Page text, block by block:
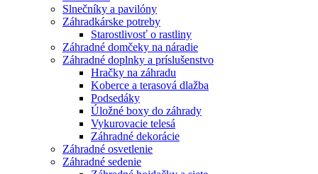
Slnečníky a pavilóny
Záhradkárske potreby
Starostlivosť o rastliny
Záhradné domčeky na náradie
Záhradné doplnky a príslušenstvo
Hračky na záhradu
Koberce a terasová dlažba
Podsedáky
Úložné boxy do záhrady
Vykurovacie telesá
Záhradné dekorácie
Záhradné osvetlenie
Záhradné sedenie